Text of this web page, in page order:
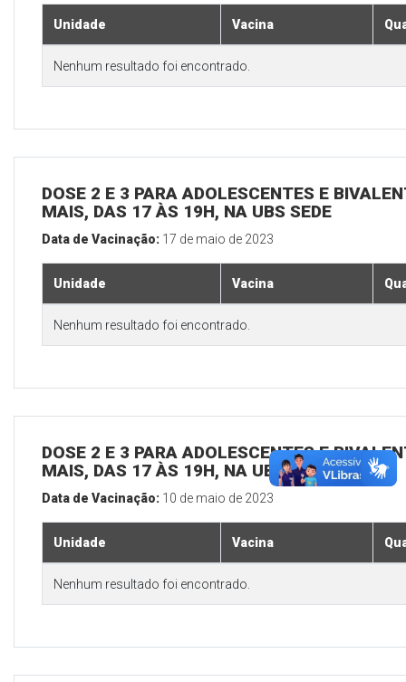
Unidade Vacina
Nenhum resultado foi encontrado.
DOSE 2 E 3 PARA ADOLESCENTES E
MAIS, DAS 17 ÀS 19H, NA UBS SEDE
Data de Vacinação: 17 de maio de 2023
Unidade Vacina
Nenhum resultado foi encontrado.
DOSE 2 E 3 PARA ADOLESCENTES E
MAIS, DAS 17 ÀS 19H, NA UBS SEDE
Data de Vacinação: 10 de maio de 2023
Unidade Vacina
Nenhum resultado foi encontrado.